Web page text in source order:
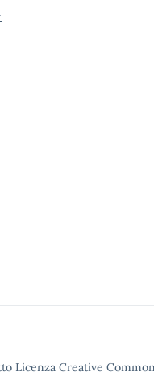
Licenza Creative